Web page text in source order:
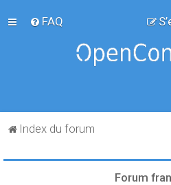
FAQ
Index du forum
Forum